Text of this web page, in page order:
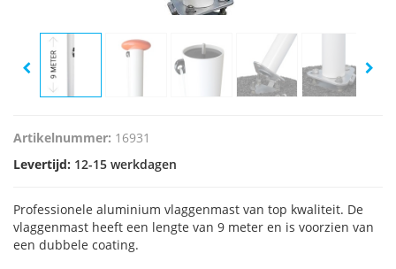
Artikelnummer: 16931
Levertijd: 12-15 werkdagen
Professionele aluminium vlaggenmast van top kwaliteit. De
vlaggenmast heeft een lengte van 9 meter en is voorzien van
een dubbele coating.